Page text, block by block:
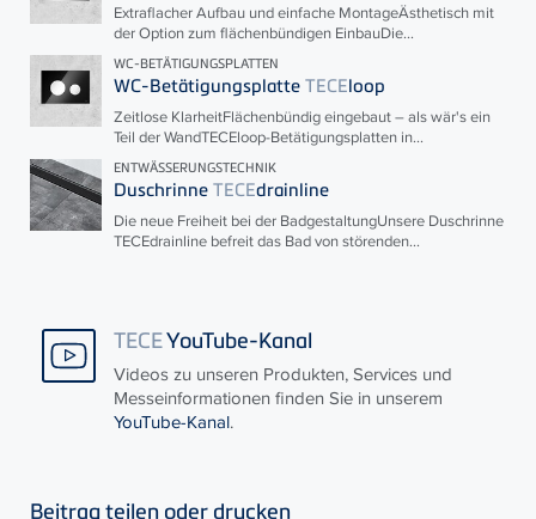
Extraflacher Aufbau und einfache MontageÄsthetisch mit
der Option zum flächenbündigen EinbauDie...
WC-BETÄTIGUNGSPLATTEN
WC-Betätigungsplatte TECEloop
Zeitlose KlarheitFlächenbündig eingebaut – als wär's ein
Teil der WandTECEloop-Betätigungsplatten in...
ENTWÄSSERUNGSTECHNIK
Duschrinne TECEdrainline
Die neue Freiheit bei der BadgestaltungUnsere Duschrinne
TECEdrainline befreit das Bad von störenden...
TECEYouTube-Kanal
Videos zu unseren Produkten, Services und
Messeinformationen finden Sie in unserem
YouTube-Kanal.
Beitrag teilen oder drucken